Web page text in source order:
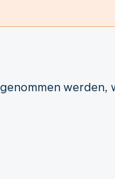
werden,